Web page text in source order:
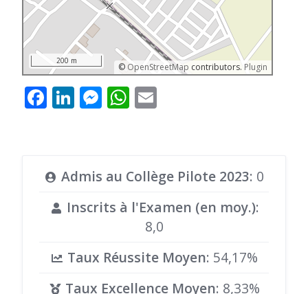
© OpenStreetMap contributors. Plugin
200 m
Facebook
LinkedIn
Messenger
WhatsApp
Admis au Collège Pilote 2023: 0
Inscrits à l'Examen (en moy.):
8,0
Taux Réussite Moyen: 54,17%
Taux Excellence Moyen: 8,33%